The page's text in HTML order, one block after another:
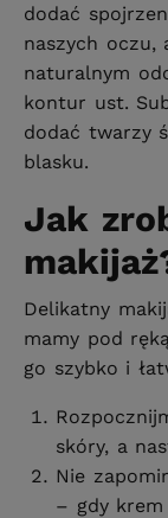
dodać
naszych oczu,
naturalnym
kontur ust.
dodać twarzy
blasku.
Jak
Delikatny
mamy pod
go szybko i
skóry, a
Nie
– gdy krem